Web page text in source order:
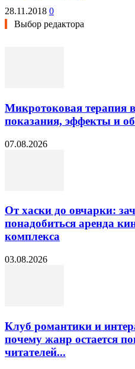
28.11.2018 0
Выбор редактора
Микротоковая терапия
показания, эффекты и
07.08.2026
От хаски до овчарки:
понадобиться аренда
комплекса
03.08.2026
Клуб романтики и
почему жанр остается
читателей...